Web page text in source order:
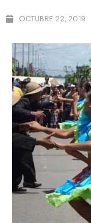
OCTUBRE 22, 2019